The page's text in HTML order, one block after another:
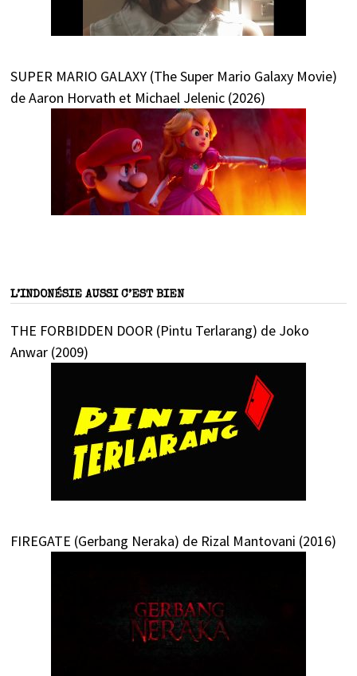
SUPER MARIO GALAXY (The Super Mario Galaxy Movie)
de Aaron Horvath et Michael Jelenic (2026)
L’INDONÉSIE AUSSI C’EST BIEN
THE FORBIDDEN DOOR (Pintu Terlarang) de Joko
Anwar (2009)
FIREGATE (Gerbang Neraka) de Rizal Mantovani (2016)